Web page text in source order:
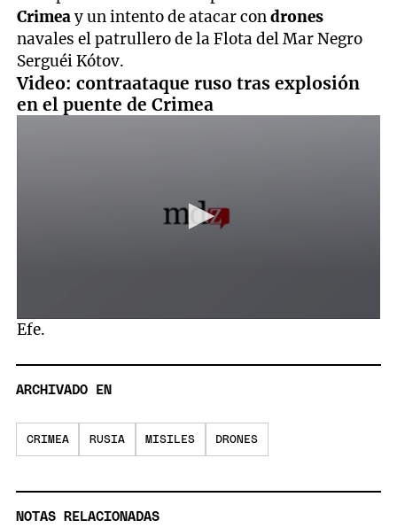
Crimeay un intento de atacar condrones
navales el patrullero de la Flota del Mar Negro
Serguéi Kótov.
Video: contraataque ruso tras explosión
en el puente de Crimea
0
seconds
1
minute,
12
Efe.
ARCHIVADO EN
CRIMEA RUSIA MISILES DRONES
NOTAS RELACIONADAS